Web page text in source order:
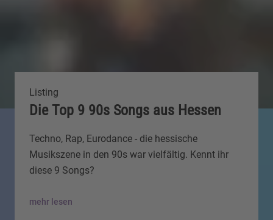
Listing
Die Top 9 90s Songs aus Hessen
Techno, Rap, Eurodance - die hessische
Musikszene in den 90s war vielfältig. Kennt ihr
diese 9 Songs?
mehr lesen